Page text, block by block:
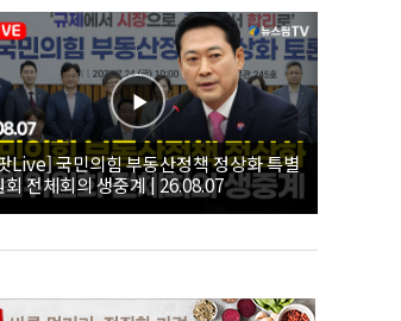
Live] 국민의힘 부동산정책 정상화 특별
회 전체회의 생중계 | 26.08.07